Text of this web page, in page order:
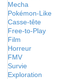
Mecha
Pokémon-Like
Casse-tête
Free-to-Play
Film
Horreur
FMV
Survie
Exploration